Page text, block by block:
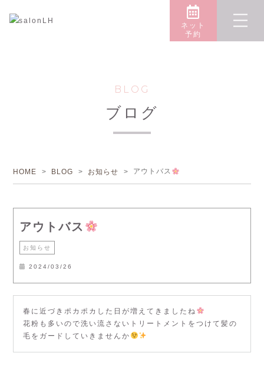
ネット
予約
BLOG
ブログ
HOME > BLOG > お知らせ > アウトバス
アウトバス
お知らせ
2024/03/26
春に近づきポカポカした日が増えてきましたね
花粉も多いので洗い流さないトリートメントをつけて髪の
毛をガードしていきませんか